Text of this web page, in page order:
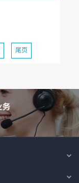
尾页